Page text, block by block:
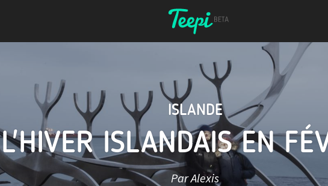
ISLANDE
L'HIVER ISLANDAIS EN
Par Alexis